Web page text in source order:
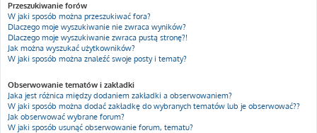
Przeszukiwanie forów
W jaki sposób można przeszukiwać fora?
Dlaczego moje wyszukiwanie nie zwraca wyników?
Dlaczego moje wyszukiwanie zwraca pustą stronę?!
Jak można wyszukać użytkowników?
W jaki sposób można znaleźć swoje posty i tematy?
Obserwowanie tematów i zakładki
Jaka jest różnica między dodaniem zakładki a obserwowaniem?
W jaki sposób można dodać zakładkę do wybranych tematów lub je obserwować??
Jak obserwować wybrane forum?
W jaki sposób usunąć obserwowanie forum, tematu?